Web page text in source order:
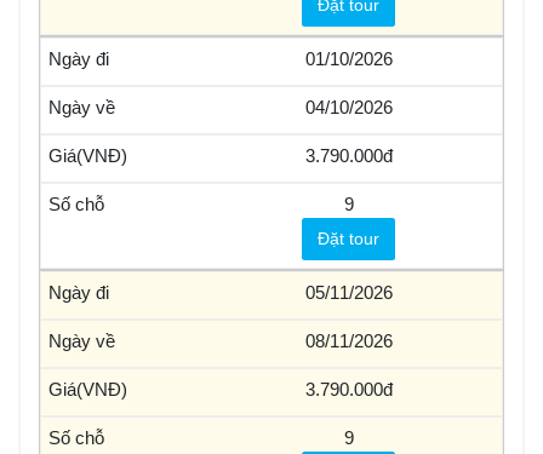
Đặt tour
01/10/2026
04/10/2026
3.790.000
9
Đặt tour
05/11/2026
08/11/2026
3.790.000
9